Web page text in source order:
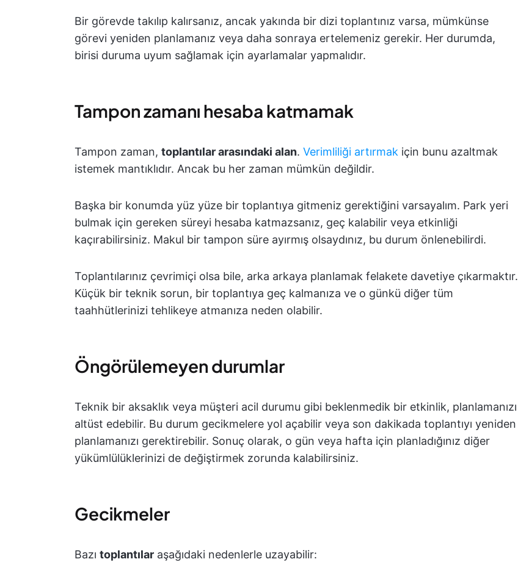
Bir görevde takılıp kalırsanız, ancak yakında bir dizi toplantınız varsa, mümkünse
görevi yeniden planlamanız veya daha sonraya ertelemeniz gerekir. Her durumda,
birisi duruma uyum sağlamak için ayarlamalar yapmalıdır.
Tampon zamanı hesaba katmamak
Tampon zaman, toplantılar arasındaki alan. Verimliliği artırmak için bunu azaltmak
istemek mantıklıdır. Ancak bu her zaman mümkün değildir.
Başka bir konumda yüz yüze bir toplantıya gitmeniz gerektiğini varsayalım. Park yeri
bulmak için gereken süreyi hesaba katmazsanız, geç kalabilir veya etkinliği
kaçırabilirsiniz. Makul bir tampon süre ayırmış olsaydınız, bu durum önlenebilirdi.
Toplantılarınız çevrimiçi olsa bile, arka arkaya planlamak felakete davetiye çıkarmaktır.
Küçük bir teknik sorun, bir toplantıya geç kalmanıza ve o günkü diğer tüm
taahhütlerinizi tehlikeye atmanıza neden olabilir.
Öngörülemeyen durumlar
Teknik bir aksaklık veya müşteri acil durumu gibi beklenmedik bir etkinlik, planlamanızı
altüst edebilir. Bu durum gecikmelere yol açabilir veya son dakikada toplantıyı yeniden
planlamanızı gerektirebilir. Sonuç olarak, o gün veya hafta için planladığınız diğer
yükümlülüklerinizi de değiştirmek zorunda kalabilirsiniz.
Gecikmeler
Bazı toplantılar aşağıdaki nedenlerle uzayabilir: